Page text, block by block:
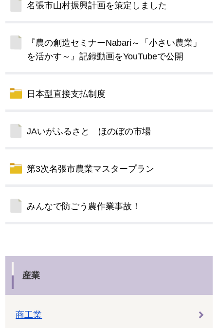
名張市山村振興計画を策定しました
『農の創造セミナーNabari～「小さい農業」
を活かす～』記録動画をYouTubeで公開
日本型直接支払制度
JAいがふるさと ほのぼの市場
第3次名張市農業マスタープラン
みんなで防ごう農作業事故！
産業
商工業